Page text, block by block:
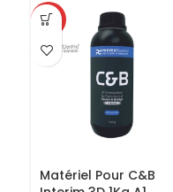
-40%
Matériel Pour C&B